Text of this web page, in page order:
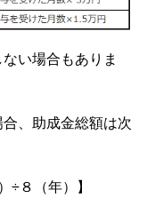
い場合もありま
、助成金総額は次
÷８（年）】